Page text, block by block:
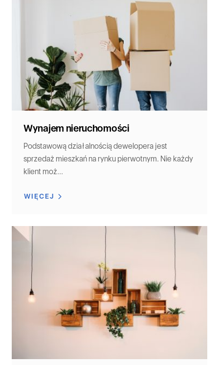
Wynajem nieruchomości
Podstawową działalnością dewelopera jest
sprzedaż mieszkań na rynku pierwotnym. Nie każdy
klient moż...
WIĘCEJ